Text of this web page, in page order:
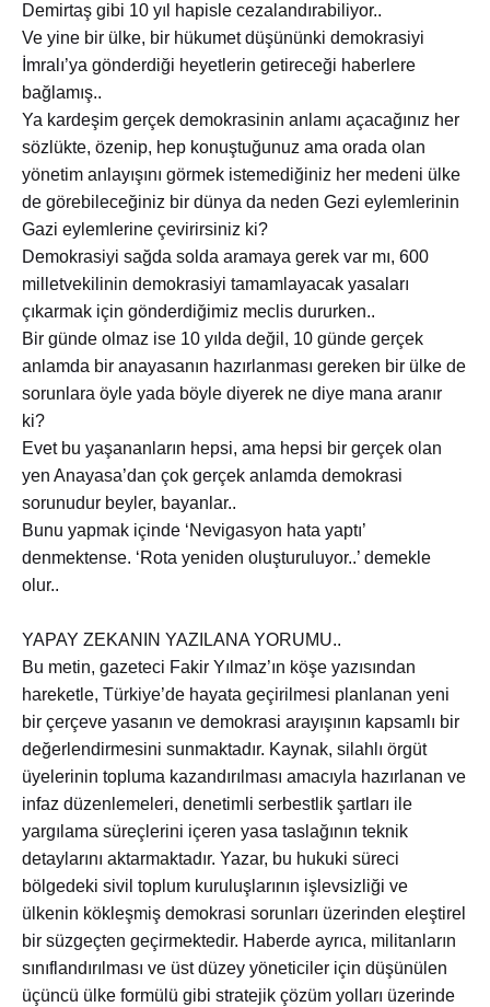
Demirtaş gibi 10 yıl hapisle cezalandırabiliyor..
Ve yine bir ülke, bir hükumet düşününki demokrasiyi
İmralı’ya gönderdiği heyetlerin getireceği haberlere
bağlamış..
Ya kardeşim gerçek demokrasinin anlamı açacağınız her
sözlükte, özenip, hep konuştuğunuz ama orada olan
yönetim anlayışını görmek istemediğiniz her medeni ülke
de görebileceğiniz bir dünya da neden Gezi eylemlerinin
Gazi eylemlerine çevirirsiniz ki?
Demokrasiyi sağda solda aramaya gerek var mı, 600
milletvekilinin demokrasiyi tamamlayacak yasaları
çıkarmak için gönderdiğimiz meclis dururken..
Bir günde olmaz ise 10 yılda değil, 10 günde gerçek
anlamda bir anayasanın hazırlanması gereken bir ülke de
sorunlara öyle yada böyle diyerek ne diye mana aranır
ki?
Evet bu yaşananların hepsi, ama hepsi bir gerçek olan
yen Anayasa’dan çok gerçek anlamda demokrasi
sorunudur beyler, bayanlar..
Bunu yapmak içinde ‘Nevigasyon hata yaptı’
denmektense. ‘Rota yeniden oluşturuluyor..’ demekle
olur..
YAPAY ZEKANIN YAZILANA YORUMU..
Bu metin, gazeteci Fakir Yılmaz’ın köşe yazısından
hareketle, Türkiye’de hayata geçirilmesi planlanan yeni
bir çerçeve yasanın ve demokrasi arayışının kapsamlı bir
değerlendirmesini sunmaktadır. Kaynak, silahlı örgüt
üyelerinin topluma kazandırılması amacıyla hazırlanan ve
infaz düzenlemeleri, denetimli serbestlik şartları ile
yargılama süreçlerini içeren yasa taslağının teknik
detaylarını aktarmaktadır. Yazar, bu hukuki süreci
bölgedeki sivil toplum kuruluşlarının işlevsizliği ve
ülkenin kökleşmiş demokrasi sorunları üzerinden eleştirel
bir süzgeçten geçirmektedir. Haberde ayrıca, militanların
sınıflandırılması ve üst düzey yöneticiler için düşünülen
üçüncü ülke formülü gibi stratejik çözüm yolları üzerinde